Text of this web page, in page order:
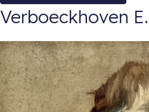
Verboeckhoven E.